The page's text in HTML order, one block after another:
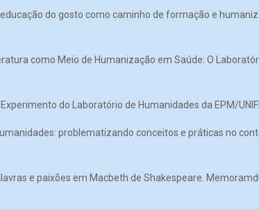
educação do gosto como caminho de formação e
como Meio de Humanização em Saúde: O
do Laboratório de Humanidades da EPM/
Humanidades: problematizando conceitos e práticas no
e paixões em Macbeth de Shakespeare.